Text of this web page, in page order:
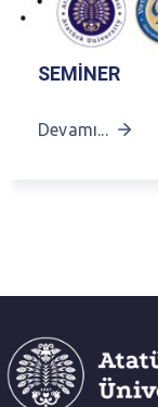
SEMİNER
Devamı...